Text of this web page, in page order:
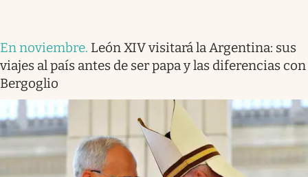
En noviembre. León XIV visitará la Argentina: sus
viajes al país antes de ser papa y las diferencias con
Bergoglio